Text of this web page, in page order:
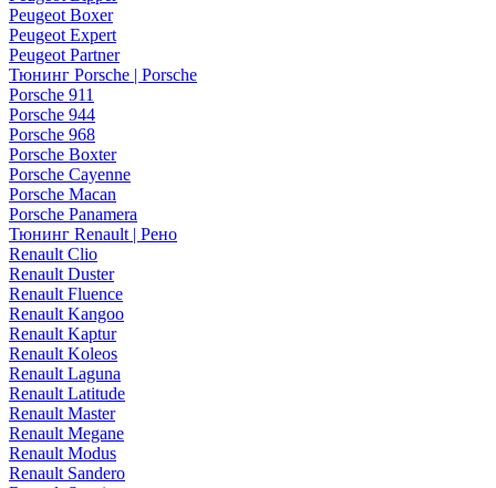
Peugeot Boxer
Peugeot Expert
Peugeot Partner
Тюнинг Porsche | Porsche
Porsche 911
Porsche 944
Porsche 968
Porsche Boxter
Porsche Cayenne
Porsche Macan
Porsche Panamera
Тюнинг Renault | Рено
Renault Clio
Renault Duster
Renault Fluence
Renault Kangoo
Renault Kaptur
Renault Koleos
Renault Laguna
Renault Latitude
Renault Master
Renault Megane
Renault Modus
Renault Sandero